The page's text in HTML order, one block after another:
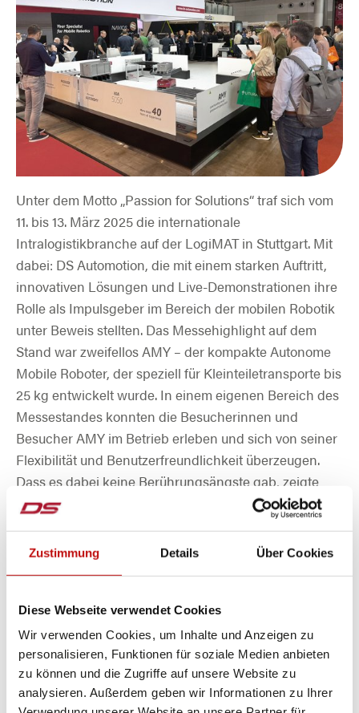
Zustimmung Details Über Cookies
Diese Webseite verwendet Cookies
Wir verwenden Cookies, um Inhalte und Anzeigen zu
personalisieren, Funktionen für soziale Medien anbieten
zu können und die Zugriffe auf unsere Website zu
analysieren. Außerdem geben wir Informationen zu Ihrer
Unter dem Motto „Passion for Solutions“ traf sich vom
11. bis 13. März 2025 die internationale
Intralogistikbranche auf der LogiMAT in Stuttgart. Mit
dabei: DS Automotion, die mit einem starken Auftritt,
innovativen Lösungen und Live-Demonstrationen ihre
Rolle als Impulsgeber im Bereich der mobilen Robotik
unter Beweis stellten. Das Messehighlight auf dem
Stand war zweifellos AMY – der kompakte Autonome
Mobile Roboter, der speziell für Kleinteiletransporte bis
25 kg entwickelt wurde. In einem eigenen Bereich des
Messestandes konnten die Besucherinnen und
Besucher AMY im Betrieb erleben und sich von seiner
Flexibilität und Benutzerfreundlichkeit überzeugen.
Dass es dabei keine Berührungsängste gab, zeigte
eine weitere AMY die „frei“ zwischen den Standgästen
unterwegs war und für zusätzliche Aufmerksamkeit
sorgte.
Spannende und fachlich tiefgehende
Gespräche